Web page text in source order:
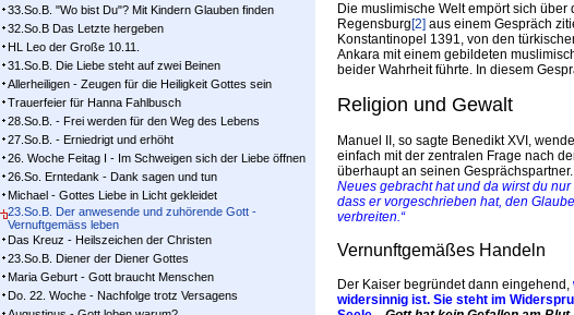
33.So.B. "Wo bist Du"? Mit Kindern Glauben finden
32.So.B Das Letzte hergeben
HL Leo der Große 10.11.
31.So.B. Die Liebe steht auf zwei Beinen
Allerheiligen - Zeugen für die Heiligkeit Gottes sein
Trauerfeier für Hanna Fahlbusch
28.So.B. - Frei werden für den Weg des Lebens
27.So.B. - Erniedrigt und erhöht
26. Woche Feitag I - Im Schweigen sich der Liebe öffnen
26.So. Erntedank - Dank sagen und tun
Michael - Gottes Liebe in Licht gekleidet
23.So.B. Der anwesende und zuhörende Gott -
Vernuftgemäss leben
Das Kreuz - Heilszeichen der Christen
23.So.B. Diener der Diener Gottes
Maria Geburt - Gott braucht Menschen
Do. 22. Woche - Nachfolge trotz Versagens
Die muslimische Welt empört sich
Regensburg [2] aus einem Gespräch
Konstantinopel 1391, von den
Ankara mit einem gebildeten
beider Wahrheit führte. In diesem
Religion und Gewalt
Manuel II, so sagte Benedikt XVI,
einfach mit der zentralen Frage nach
überhaupt an seinen
Neues gebracht hat und da wirst du
dass er vorgeschrieben hat, den
verbreiten.“
Vernunftgemäßes Handeln
Der Kaiser begründet dann eingehend,
widersinnig ist. Sie steht im